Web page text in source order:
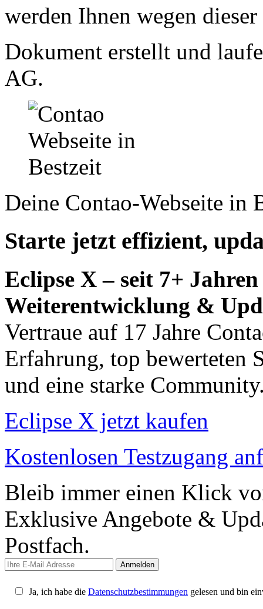
werden Ihnen wegen
Dokument erstellt und
AG.
Deine Contao-Webseite in
Starte jetzt effizient,
Eclipse X – seit 7+ Jahren
Weiterentwicklung &
Vertraue auf 17 Jahre
Erfahrung, top bewerteten
und eine starke
Eclipse X jetzt kaufen
Kostenlosen Testzugang
Bleib immer einen Klick
Exklusive Angebote &
Postfach.
Ja, ich habe die Datenschutzbestimmungen gelesen und bin